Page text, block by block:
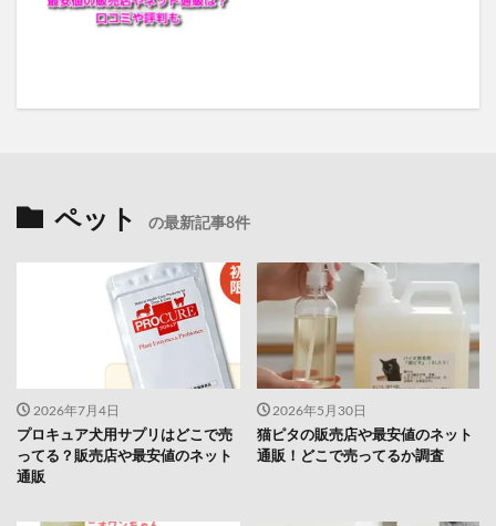
ペット の最新記事8件
2026年7月4日
プロキュア犬用サプリはどこで売
ってる？販売店や最安値のネット
通販
2026年5月30日
猫ピタの販売店や最安値のネット
通販！どこで売ってるか調査